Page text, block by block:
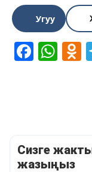
Угуу
Сизге
жазыңыз